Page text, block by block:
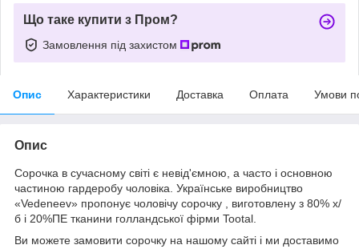
Що таке купити з Пром?
Замовлення під захистом
Опис Характеристики Доставка Оплата Умови
Опис
Сорочка в сучасному світі є невід'ємною, а часто і основною
частиною гардеробу чоловіка. Українське виробництво
«Vedeneev» пропонує чоловічу сорочку , виготовлену з 80% х/
б і 20%ПЕ тканини голландської фірми Tootal.
Ви можете замовити сорочку на нашому сайті і ми доставимо